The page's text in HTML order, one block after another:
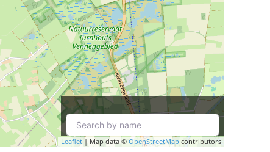
Leaflet| Map data © OpenStreetMap contributors